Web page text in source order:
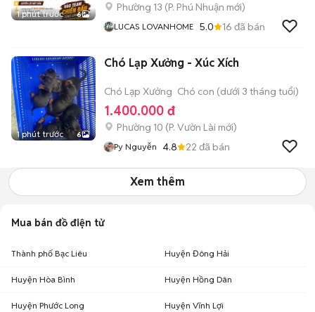
1 phút trước 6
Phường 13 (P. Phú Nhuận mới)
LUCAS LOVANHOME 5.0 16 đã bán
1 phút trước 6
Chó Lạp Xưởng - Xúc Xích
Chó Lạp Xưởng Chó con (dưới 3 tháng tuổi)
1.400.000 đ
Phường 10 (P. Vườn Lài mới)
Py Nguyễn 4.8 22 đã bán
Xem thêm
Mua bán đồ điện tử
Thành phố Bạc Liêu Huyện Đông Hải
Huyện Hòa Bình Huyện Hồng Dân
Huyện Phước Long Huyện Vĩnh Lợi